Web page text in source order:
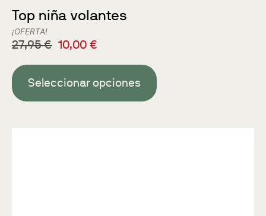
¡OFERTA!
Top niña volantes
27,95€ 10,00 €
Seleccionar opciones